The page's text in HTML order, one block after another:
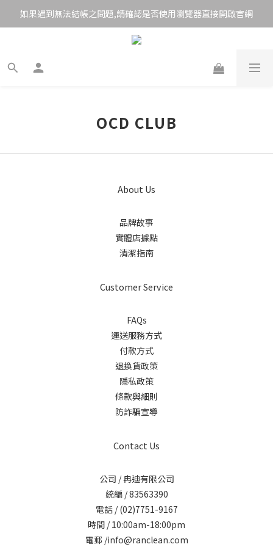
如果遇到無法結帳之問題,請確認是否使用瀏覽器直接開啟官網
OCD CLUB
About Us
品牌故事
實體店據點
清潔指南
Customer Service
FAQs
運送服務方式
付款方式
退換貨政策
隱私政策
條款與細則
防詐騙宣導
Contact Us
公司 / 冉迪有限公司
統編 / 83563390
電話 / (02)7751-9167
時間 / 10:00am-18:00pm
電郵 /info@ranclean.com